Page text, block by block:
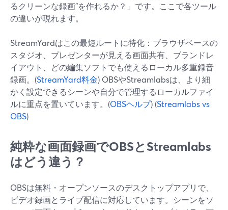
るクリーンな録画”を作れるか？」です。ここで各ツール
の違いが現れます。
StreamYardはこの最短ルートに特化：ブラウザベースの
スタジオ、プレゼンターが見える画面共有、ブランドレ
イアウト、どの編集ソフトでも使えるローカル多重録音
録画。(StreamYard料金) OBSやStreamlabsは、より細
かく設定できるシーンや自分で管理するローカルファイ
ルに重点を置いています。(OBSヘルプ) (Streamlabs vs
OBS)
純粋な画面録画でOBSとStreamlabs
はどう違う？
OBSは無料・オープンソースのデスクトップアプリで、
ビデオ録画とライブ配信に対応しています。シーンをソ